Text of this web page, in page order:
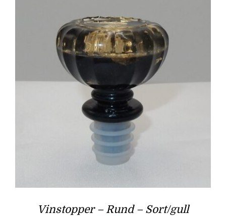
Vinstopper – Rund – Sort/gull